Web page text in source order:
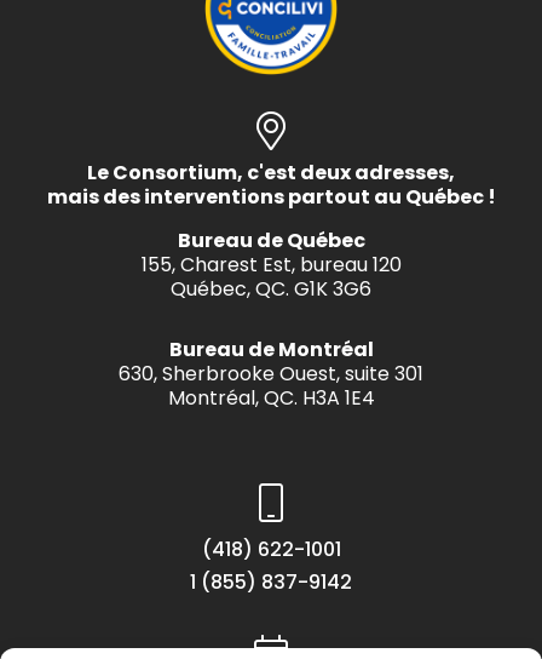
Le Consortium, c'est deux adresses,
mais des interventions partout au Québec !
Bureau de Québec
155, Charest Est, bureau 120
Québec, QC. G1K 3G6
Bureau de Montréal
630, Sherbrooke Ouest, suite 301
Montréal, QC. H3A 1E4
(418) 622-1001
1 (855) 837-9142